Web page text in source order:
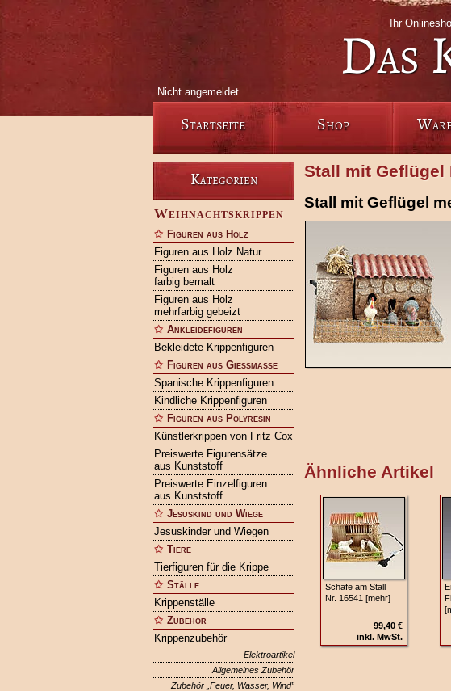
Ihr
Das
Nicht angemeldet
Startseite Shop
Kategorien
Weihnachtskrippen
Figuren aus Holz
Figuren aus Holz Natur
Figuren aus Holz
farbig bemalt
Figuren aus Holz
mehrfarbig gebeizt
Ankleidefiguren
Bekleidete Krippenfiguren
Figuren aus Gießmasse
Spanische Krippenfiguren
Kindliche Krippenfiguren
Figuren aus Polyresin
Künstlerkrippen von Fritz Cox
Preiswerte Figurensätze
aus Kunststoff
Preiswerte Einzelfiguren
aus Kunststoff
Jesuskind und Wiege
Jesuskinder und Wiegen
Tiere
Tierfiguren für die Krippe
Ställe
Krippenställe
Zubehör
Krippenzubehör
Elektroartikel
Allgemeines Zubehör
Zubehör „Feuer, Wasser, Wind”
Stall mit Geflügel
Stall mit Geflügel
Ähnliche Artikel
Schafe am Stall
Nr. 16541 [mehr]
99,40 €
inkl. MwSt.